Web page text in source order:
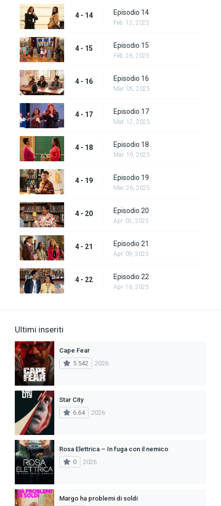
4 - 14 Episodio 14
Feb. 12, 2025
4 - 15 Episodio 15
Feb. 26, 2025
4 - 16 Episodio 16
Mar. 05, 2025
4 - 17 Episodio 17
Mar. 12, 2025
4 - 18 Episodio 18
Mar. 19, 2025
4 - 19 Episodio 19
Mar. 26, 2025
4 - 20 Episodio 20
Apr. 02, 2025
4 - 21 Episodio 21
Apr. 09, 2025
4 - 22 Episodio 22
Apr. 16, 2025
Ultimi inseriti
Cape Fear
5.542
2026
Star City
6.64
2026
Rosa Elettrica – In fuga con il nemico
0
2026
Margo ha problemi di soldi